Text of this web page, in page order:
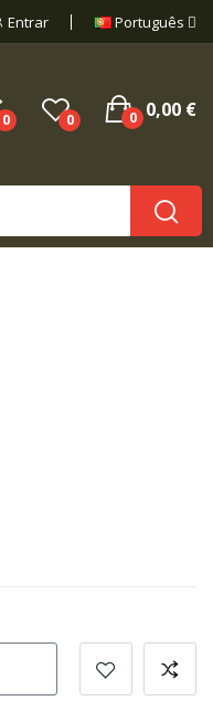
Entrar Português
0 0 0,00 €
0